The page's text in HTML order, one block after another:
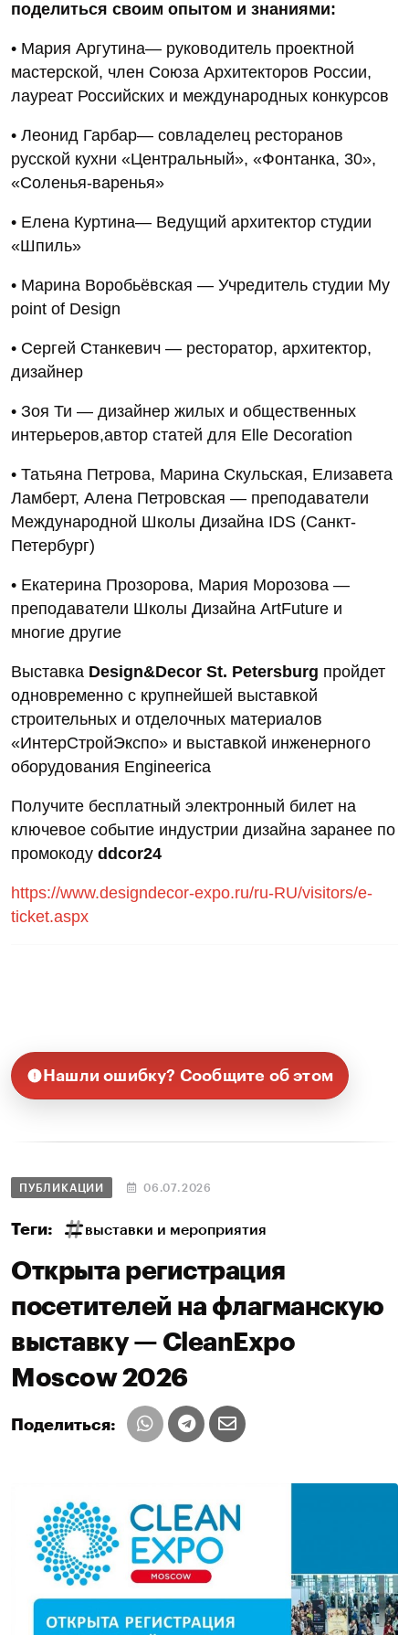
поделиться своим опытом и знаниями:
• Мария Аргутина— руководитель проектной
мастерской, член Союза Архитекторов России,
лауреат Российских и международных конкурсов
• Леонид Гарбар— совладелец ресторанов
русской кухни «Центральный», «Фонтанка, 30»,
«Соленья-варенья»
• Елена Куртина— Ведущий архитектор студии
«Шпиль»
• Марина Воробьёвская — Учредитель студии My
point of Design
• Сергей Станкевич — ресторатор, архитектор,
дизайнер
• Зоя Ти — дизайнер жилых и общественных
интерьеров,автор статей для Elle Decoration
• Татьяна Петрова, Марина Скульская, Елизавета
Ламберт, Алена Петровская — преподаватели
Международной Школы Дизайна IDS (Санкт-
Петербург)
• Екатерина Прозорова, Мария Морозова —
преподаватели Школы Дизайна ArtFuture и
многие другие
Выставка Design&Decor St. Petersburg пройдет
одновременно с крупнейшей выставкой
строительных и отделочных материалов
«ИнтерСтройЭкспо» и выставкой инженерного
оборудования Engineerica
Получите бесплатный электронный билет на
ключевое событие индустрии дизайна заранее по
промокоду ddcor24
https://www.designdecor-expo.ru/ru-RU/visitors/e-
ticket.aspx
Нашли ошибку? Сообщите об этом
ПУБЛИКАЦИИ 06.07.2026
Теги: выставки и мероприятия
Открыта регистрация
посетителей на флагманскую
выставку — CleanExpo
Moscow 2026
Поделиться: